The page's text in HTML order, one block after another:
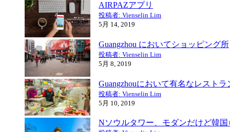
AIRPAZアプリ
投稿者: Vienselin Lim
5月 14, 2019
Guangzhou においてショッピング所
投稿者: Vienselin Lim
5月 8, 2019
Guangzhouにおいて有名なレストラ
投稿者: Vienselin Lim
5月 10, 2019
Nソウルタワー、モダンだけど韓国